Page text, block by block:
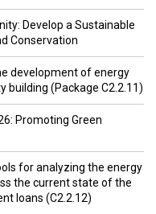
Develop a Sustainable
Conservation
development of energy
building (Package C2.2.11)
Promoting Green
for analyzing the energy
the current state of the
loans (C2.2.12)